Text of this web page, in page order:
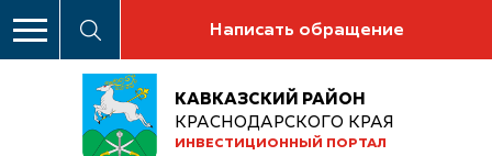
Написать обращение
КАВКАЗСКИЙ РАЙОН
КРАСНОДАРСКОГО КРАЯ
ИНВЕСТИЦИОННЫЙ ПОРТАЛ